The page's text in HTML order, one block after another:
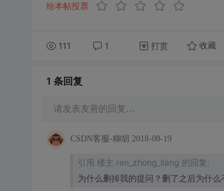
给本帖投票
111 1 打赏 收藏
1 条回复
请发表友善的回复…
CSDN客服-糊胡 2018-08-19
引用 楼主 ren_zhong_liang 的回复:
为什么删掉我的提问？删了之后为什